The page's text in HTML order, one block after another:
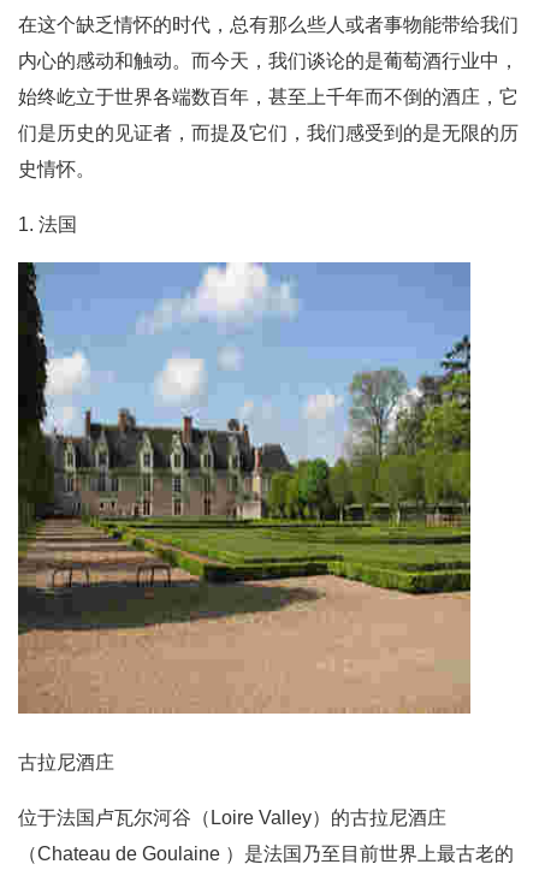
在这个缺乏情怀的时代，总有那么些人或者事物能带给我们
内心的感动和触动。而今天，我们谈论的是葡萄酒行业中，
始终屹立于世界各端数百年，甚至上千年而不倒的酒庄，它
们是历史的见证者，而提及它们，我们感受到的是无限的历
史情怀。
1. 法国
古拉尼酒庄
位于法国卢瓦尔河谷（Loire Valley）的古拉尼酒庄
（Chateau de Goulaine ）是法国乃至目前世界上最古老的